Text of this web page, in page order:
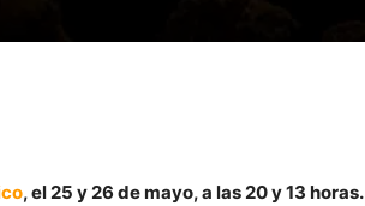
, el 25 y 26 de mayo, a las 20 y 13 horas.